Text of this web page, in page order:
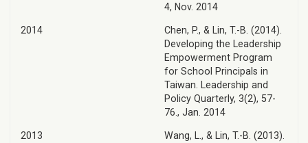
4, Nov. 2014
2014
Chen, P., & Lin, T.-B. (2014).
Developing the Leadership
Empowerment Program
for School Principals in
Taiwan. Leadership and
Policy Quarterly, 3(2), 57-
76., Jan. 2014
2013
Wang, L., & Lin, T.-B. (2013).